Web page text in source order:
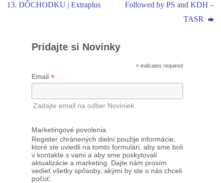
13. DÔCHODKU | Extraplus
Followed by PS and KDH –
TASR
Pridajte si Novinky
* indicates required
Email *
Zadajte email na odber Noviniek.
Marketingové povolenia
Register chránených dielní použije informácie,
ktoré ste uviedli na tomto formulári, aby sme boli
v kontakte s vami a aby sme poskytovali
aktualizácie a marketing. Dajte nám prosím
vedieť všetky spôsoby, akými by ste o nás chceli
počuť: